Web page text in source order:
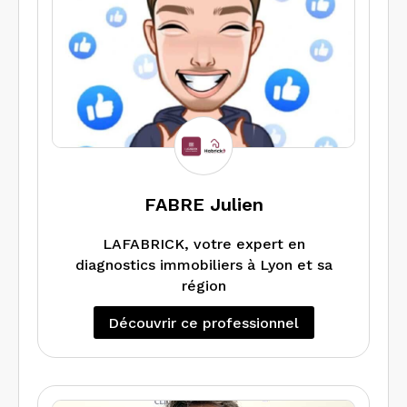
cœur de notre engagement.
FABRE Julien
LAFABRICK, votre expert en
diagnostics immobiliers à Lyon et sa
région
Basée à Lyon, LAFABRICK est une
Découvrir ce professionnel